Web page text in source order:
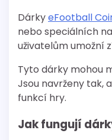
DárkyeFootball
nebo speciálních
uživatelům umožní
Tyto dárky mohou
Jsou navrženy tak,
funkcí hry.
Jak fungují